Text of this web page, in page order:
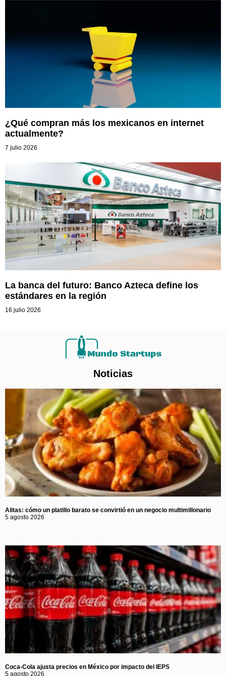
¿Qué compran más los mexicanos en internet
actualmente?
7 julio 2026
La banca del futuro: Banco Azteca define los
estándares en la región
16 julio 2026
Noticias
Alitas: cómo un platillo barato se convirtió en un negocio multimillonario
5 agosto 2026
Coca-Cola ajusta precios en México por impacto del IEPS
5 agosto 2026